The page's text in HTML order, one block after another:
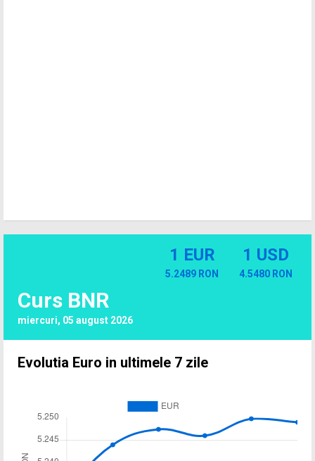
Curs BNR
miercuri, 05 august 2026
1 EUR
5.2489 RON
1 USD
4.5480 RON
Evolutia Euro in ultimele 7 zile